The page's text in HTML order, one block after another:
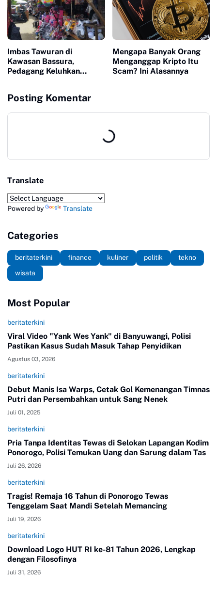
Imbas Tawuran di
Kawasan Bassura,
Pedagang Keluhkan
Mengapa Banyak Orang
Menganggap Kripto Itu
Scam? Ini Alasannya
Posting Komentar
Translate
Powered by Translate
Categories
beritaterkini finance kuliner politik
tekno
wisata
Most Popular
beritaterkini
Viral Video "Yank Wes Yank" di Banyuwangi, Polisi
Pastikan Kasus Sudah Masuk Tahap Penyidikan
Agustus 03, 2026
beritaterkini
Debut Manis Isa Warps, Cetak Gol Kemenangan Timnas
Putri dan Persembahkan untuk Sang Nenek
Juli 01, 2025
beritaterkini
Pria Tanpa Identitas Tewas di Selokan Lapangan Kodim
Ponorogo, Polisi Temukan Uang dan Sarung dalam Tas
Juli 26, 2026
beritaterkini
Tragis! Remaja 16 Tahun di Ponorogo Tewas
Tenggelam Saat Mandi Setelah Memancing
Juli 19, 2026
beritaterkini
Download Logo HUT RI ke-81 Tahun 2026, Lengkap
dengan Filosofinya
Juli 31, 2026